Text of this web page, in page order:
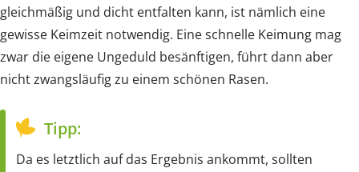
gleichmäßig und dicht entfalten kann, ist nämlich eine
gewisse Keimzeit notwendig. Eine schnelle Keimung mag
zwar die eigene Ungeduld besänftigen, führt dann aber
nicht zwangsläufig zu einem schönen Rasen.
Tipp:
Da es letztlich auf das Ergebnis ankommt, sollten